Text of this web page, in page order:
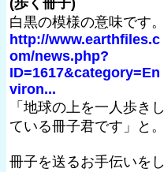
(歩く冊子)
白黒の模様の意味です。
http://www.earthfiles.c
om/news.php?
ID=1617&category=En
viron...
「地球の上を一人歩きし
ている冊子君です」と。
冊子を送るお手伝いをし